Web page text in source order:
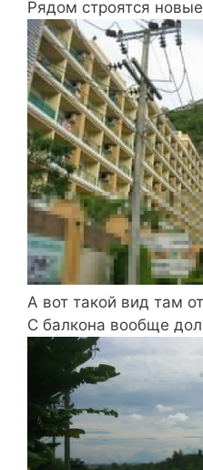
Рядом строятся
А вот такой вид там
С балкона вообще